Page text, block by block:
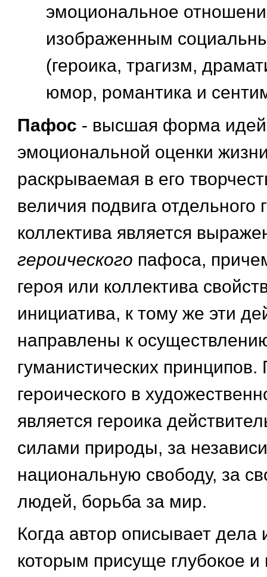
эмоциональное
изображенным
(героика, трагизм,
юмор, романтика и
Пафос - высшая форма
эмоциональной оценки
раскрываемая в его
величия подвига отдельного
коллектива является
героического пафоса,
героя или коллектива
инициатива, к тому же эти
направлены к
гуманистических
героического в
является героика
силами природы, за
национальную свободу, за
людей, борьба за мир.
Когда автор описывает дела
которым присуще глубокое